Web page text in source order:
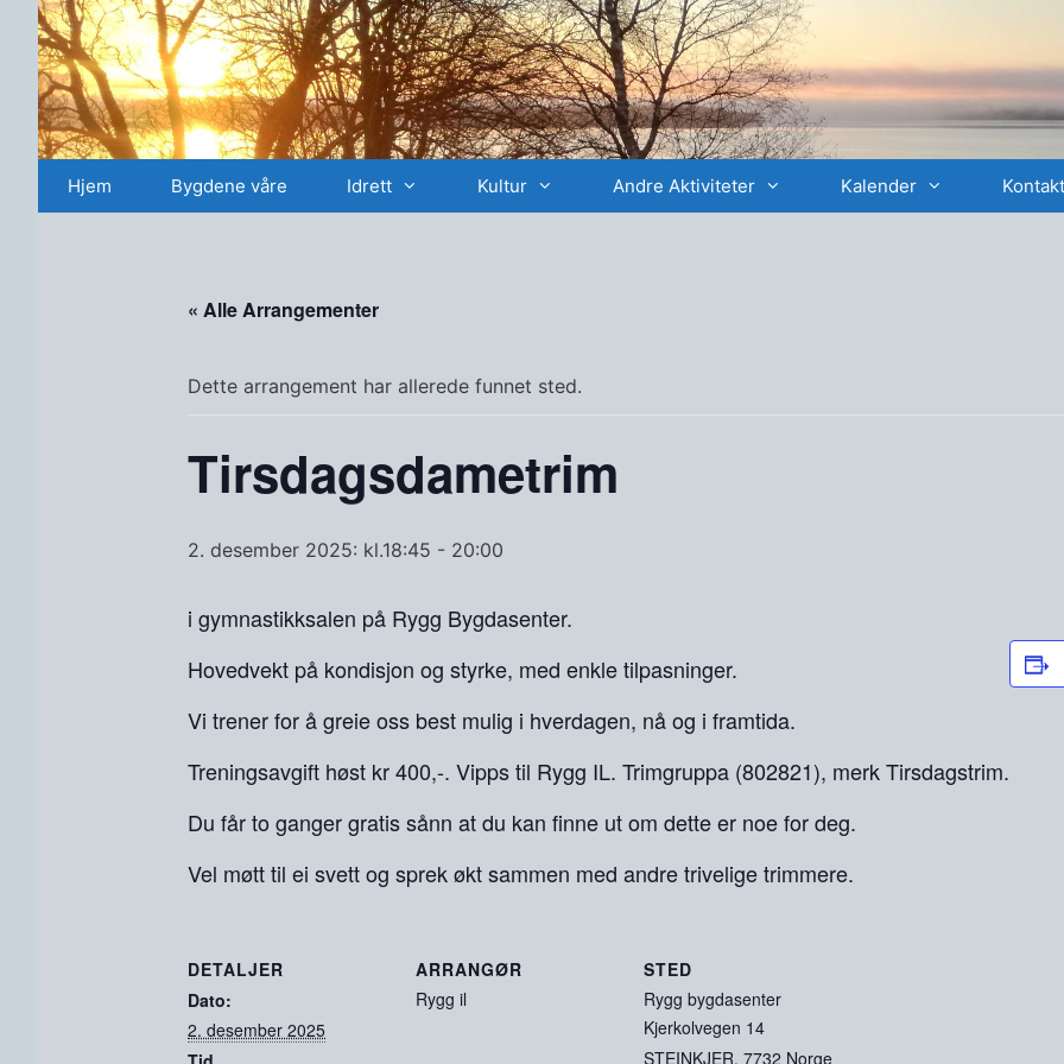
Hopp
innhold
Hjem Bygdene våre Idrett Kultur Andre Aktiviteter Kalender
« Alle Arrangementer
Dette arrangement har allerede funnet sted.
Tirsdagsdametrim
2. desember 2025: kl.18:45 - 20:00
i gymnastikksalen på Rygg Bygdasenter.
Hovedvekt på kondisjon og styrke, med enkle tilpasninger.
Vi trener for å greie oss best mulig i hverdagen, nå og i framtida.
Treningsavgift høst kr 400,-. Vipps til Rygg IL. Trimgruppa (802821), merk Tirsdagstrim.
Du får to ganger gratis sånn at du kan finne ut om dette er noe for deg.
Vel møtt til ei svett og sprek økt sammen med andre trivelige trimmere.
DETALJER
Dato:
2. desember 2025
ARRANGØR
Rygg il
STED
Rygg bygdasenter
Kjerkolvegen 14
STEINKJER, 7732 Norge